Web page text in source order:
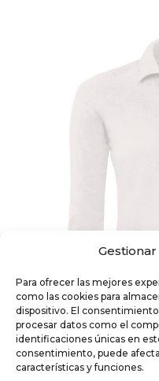
Para ofrecer las mejores
como las cookies para
dispositivo. El
procesar datos como el
identificaciones únicas en
consentimiento, puede
características y funciones.